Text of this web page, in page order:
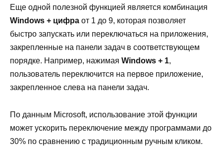
Еще одной полезной функцией является комбинация
Windows + цифра от 1 до 9, которая позволяет
быстро запускать или переключаться на приложения,
закрепленные на панели задач в соответствующем
порядке. Например, нажимая Windows + 1,
пользователь переключится на первое приложение,
закрепленное слева на панели задач.
По данным Microsoft, использование этой функции
может ускорить переключение между программами до
30% по сравнению с традиционным ручным кликом.